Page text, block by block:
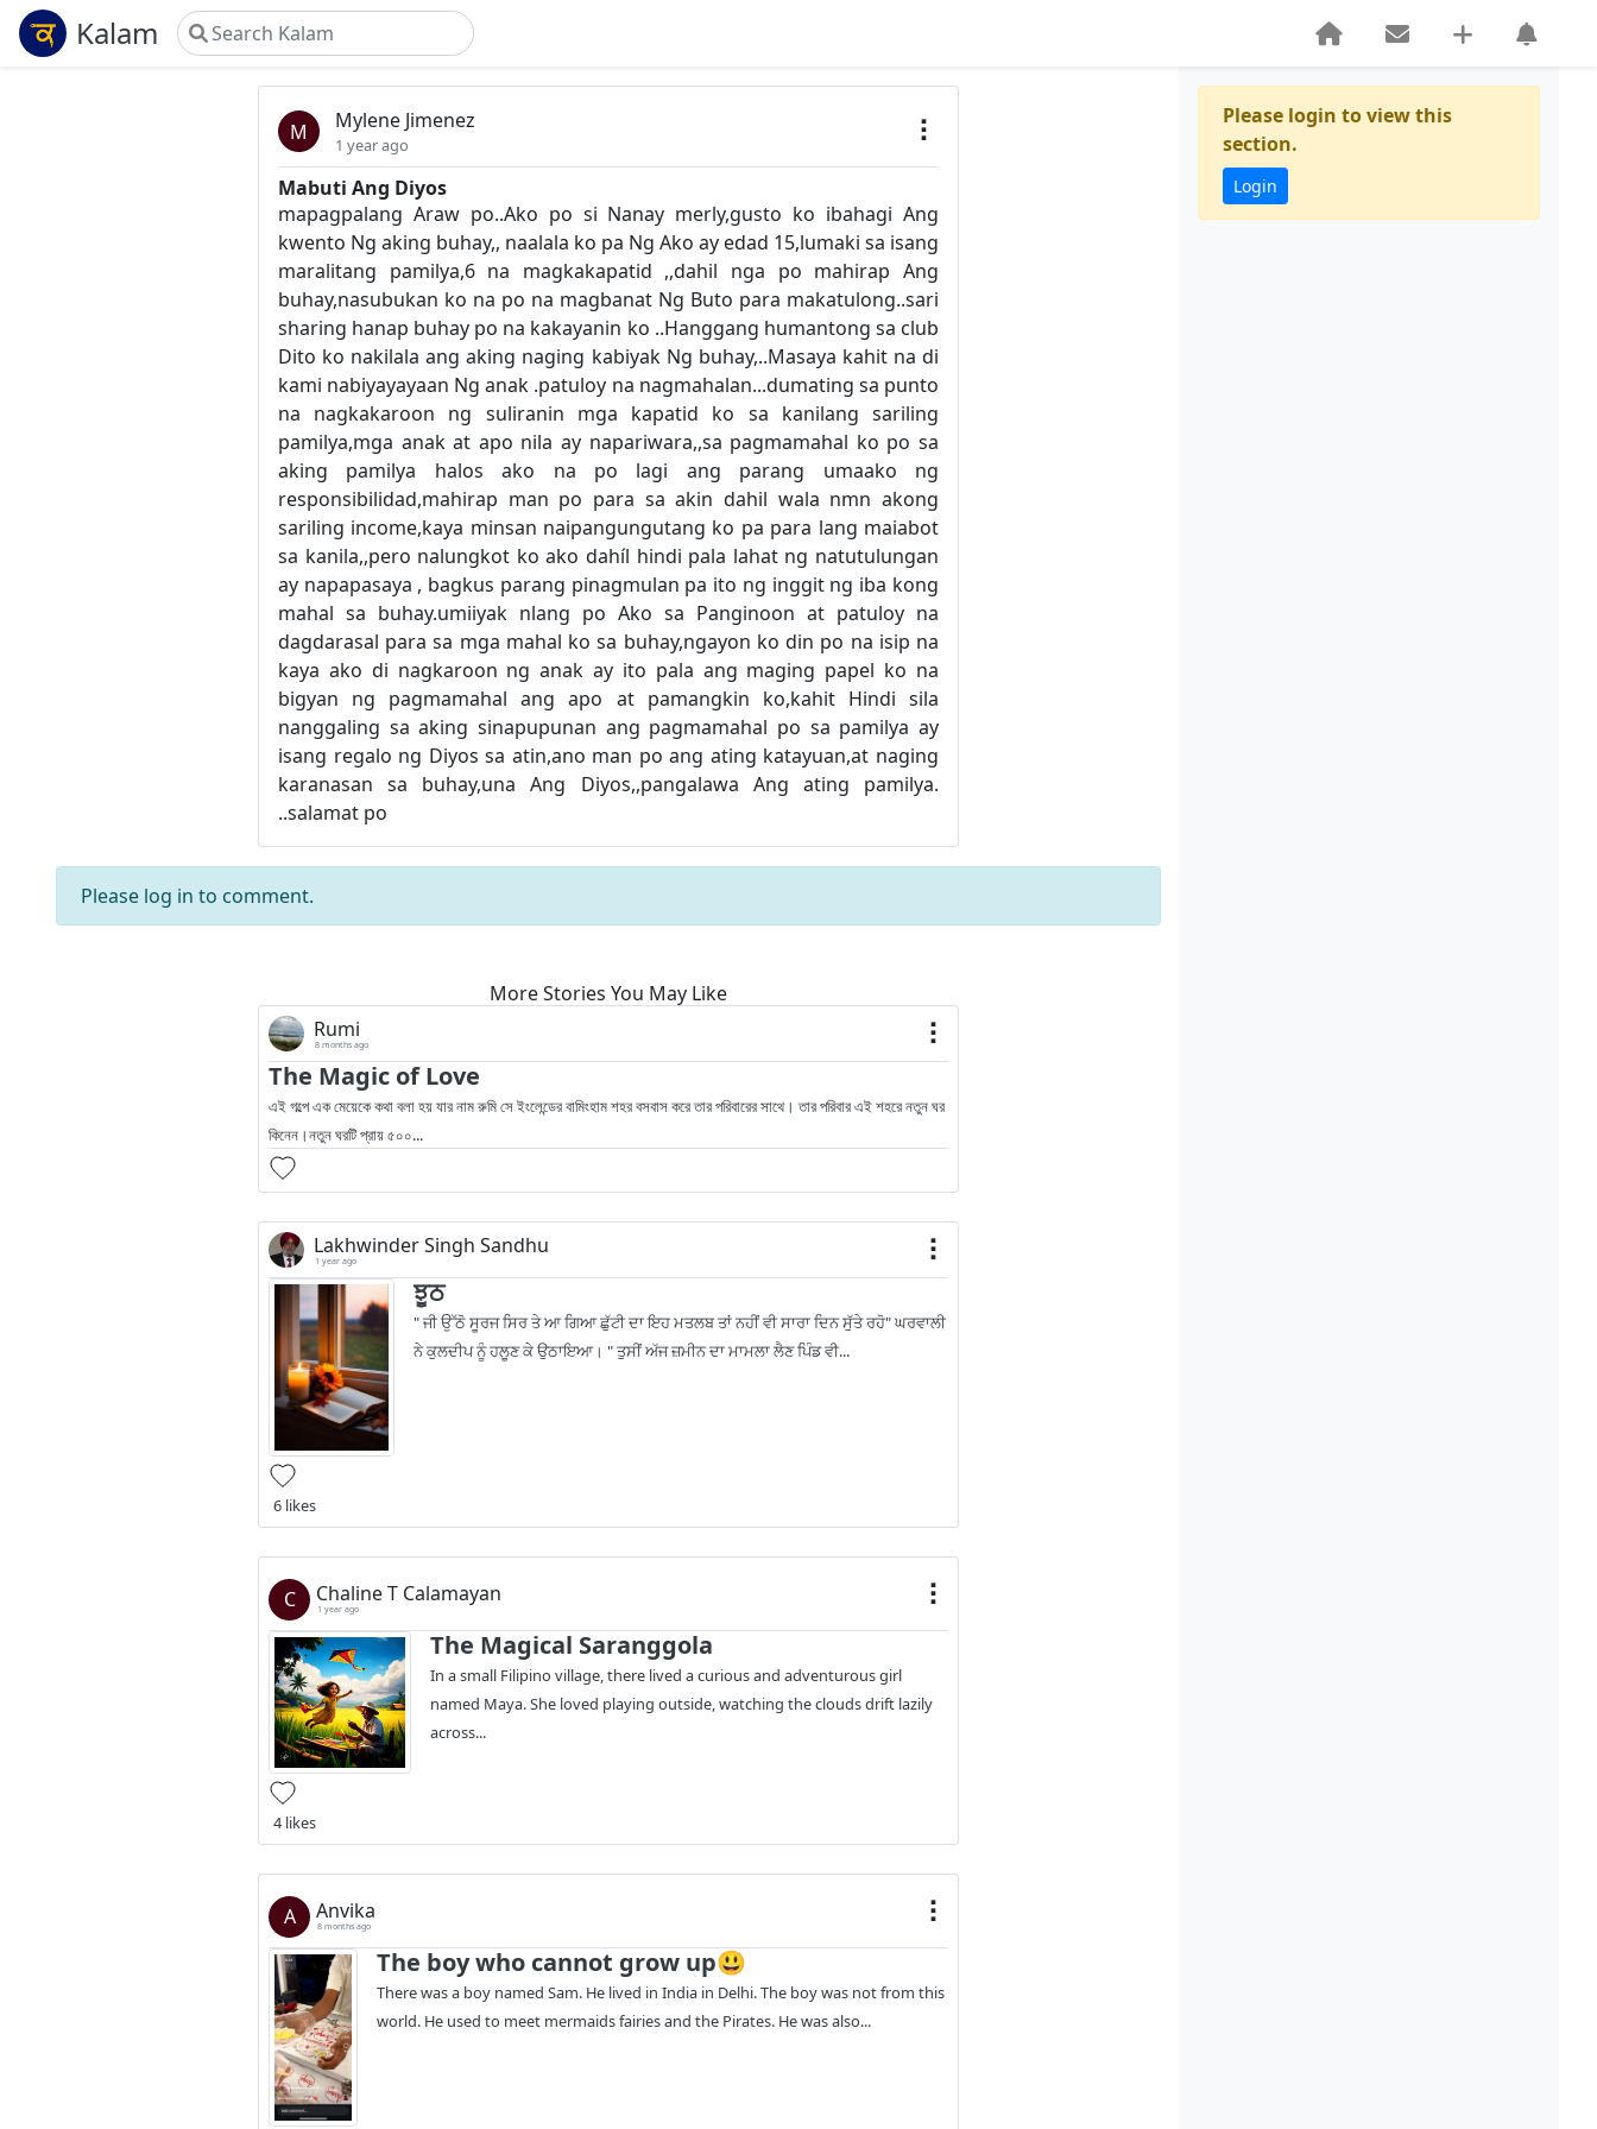
Kalam
M Mylene Jimenez
1 year ago
Mabuti Ang Diyos
mapagpalang Araw po..Ako po si Nanay merly,gusto ko ibahagi Ang
kwento Ng aking buhay,, naalala ko pa Ng Ako ay edad 15,lumaki sa isang
maralitang pamilya,6 na magkakapatid ,,dahil nga po mahirap Ang
buhay,nasubukan ko na po na magbanat Ng Buto para makatulong..sari
sharing hanap buhay po na kakayanin ko ..Hanggang humantong sa club
Dito ko nakilala ang aking naging kabiyak Ng buhay,..Masaya kahit na di
kami nabiyayayaan Ng anak .patuloy na nagmahalan...dumating sa punto
na nagkakaroon ng suliranin mga kapatid ko sa kanilang sariling
pamilya,mga anak at apo nila ay napariwara,,sa pagmamahal ko po sa
aking pamilya halos ako na po lagi ang parang umaako ng
responsibilidad,mahirap man po para sa akin dahil wala nmn akong
sariling income,kaya minsan naipangungutang ko pa para lang maiabot
sa kanila,,pero nalungkot ko ako dahíl hindi pala lahat ng natutulungan
ay napapasaya , bagkus parang pinagmulan pa ito ng inggit ng iba kong
mahal sa buhay.umiiyak nlang po Ako sa Panginoon at patuloy na
dagdarasal para sa mga mahal ko sa buhay,ngayon ko din po na isip na
kaya ako di nagkaroon ng anak ay ito pala ang maging papel ko na
bigyan ng pagmamahal ang apo at pamangkin ko,kahit Hindi sila
nanggaling sa aking sinapupunan ang pagmamahal po sa pamilya ay
isang regalo ng Diyos sa atin,ano man po ang ating katayuan,at naging
karanasan sa buhay,una Ang Diyos,,pangalawa Ang ating pamilya.
..salamat po
Please log in to comment.
More Stories You May Like
Rumi
8 months ago
The Magic of Love
এই গল্পে এক মেয়েকে কথা বলা হয় যার নাম রুমি সে ইংলেন্ডের বামিংহাম শহর বসবাস করে তার পরিবারের সাথে। তার পরিবার এই শহরে নতুন ঘর
কিনেন।নতুন ঘরটি প্রায় ৫০০...
Lakhwinder Singh Sandhu
1 year ago
ਝੂਠ
" ਜੀ ਉੱਠੋ ਸੂਰਜ ਸਿਰ ਤੇ ਆ ਗਿਆ ਛੁੱਟੀ ਦਾ ਇਹ ਮਤਲਬ ਤਾਂ ਨਹੀਂ ਵੀ ਸਾਰਾ ਦਿਨ ਸੁੱਤੇ ਰਹੋ" ਘਰਵਾਲੀ
ਨੇ ਕੁਲਦੀਪ ਨੂੰ ਹਲੂਣ ਕੇ ਉਠਾਇਆ। " ਤੁਸੀਂ ਅੱਜ ਜ਼ਮੀਨ ਦਾ ਮਾਮਲਾ ਲੈਣ ਪਿੰਡ ਵੀ...
6 likes
C Chaline T Calamayan
1 year ago
The Magical Saranggola
In a small Filipino village, there lived a curious and adventurous girl
named Maya. She loved playing outside, watching the clouds drift lazily
across...
4 likes
A Anvika
8 months ago
The boy who cannot grow up😃
There was a boy named Sam. He lived in India in Delhi. The boy was not from this
world. He used to meet mermaids fairies and the Pirates. He was also...
Please login to view this
section.
Login